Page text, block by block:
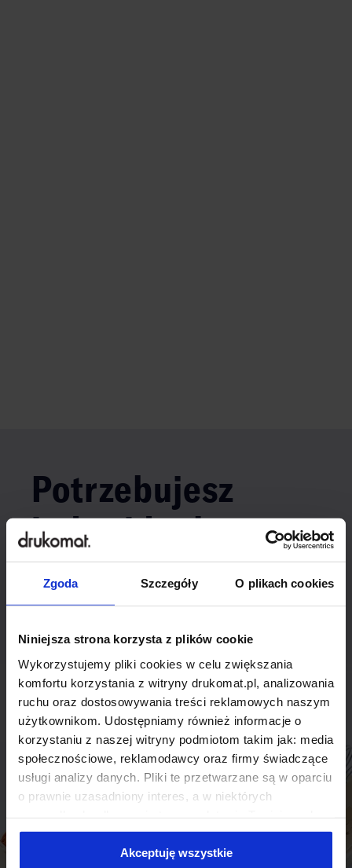
Zgoda Szczegóły O plikach cookies
Niniejsza strona korzysta z plików cookie
Wykorzystujemy pliki cookies w celu zwiększania
komfortu korzystania z witryny drukomat.pl, analizowania
ruchu oraz dostosowywania treści reklamowych naszym
użytkownikom. Udostępniamy również informacje o
korzystaniu z naszej witryny podmiotom takim jak: media
społecznościowe, reklamodawcy oraz firmy świadczące
usługi analizy danych. Pliki te przetwarzane są w oparciu
o prawnie uzasadniony interes, a w niektórych
Niektóre z plików cookies dostarczane i przetwarzane są
przez naszych zewnętrznych partnerów, z których listą
Akceptuję wszystkie
Potrzebujesz
indywidualnego
rozwiązania?
Odezwij się do nas, aby omówić
Skontaktuj się